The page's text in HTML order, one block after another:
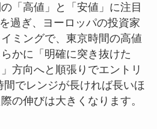
「高値」と「安値」に注目
過ぎ、ヨーロッパの投資家
ミングで、東京時間の高値
かに「明確に突き抜けた
」方向へと順張りでエントリ
間でレンジが長ければ長いほ
の伸びは大きくなります。